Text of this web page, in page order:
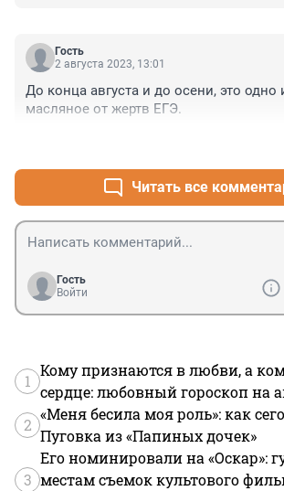
Гость
2 августа 2023, 13:01
До конца августа и до осени, это
масляное от жертв ЕГЭ.
Читать все
Гость
Войти
1
Кому признаются в любви, а
сердце: любовный гороскоп на
2
«Меня бесила моя роль»: как
Пуговка из «Папиных дочек»
3
Его номинировали на «Оскар»:
местам съемок культового